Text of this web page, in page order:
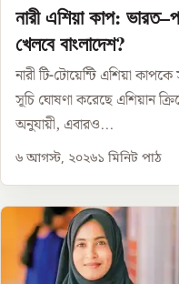
নারী এশিয়া কাপ:
খেলবে বাংলাদেশ?
নারী টি-টোয়েন্টি এশিয়া
সূচি ঘোষণা করেছে এশিয়ান
অনুযায়ী, এবারও...
৬ আগস্ট, ২০২৬১ মিনিট পাঠ